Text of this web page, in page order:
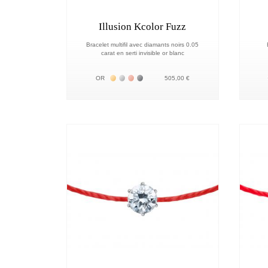
Illusion Kcolor Fuzz
Bracelet multifil avec diamants noirs 0.05
carat en serti invisible or blanc
OR Жёлтое золото 18К
Белое золото 18К
Розовое золото 18К
Чёрное золото 18К
505,00 €